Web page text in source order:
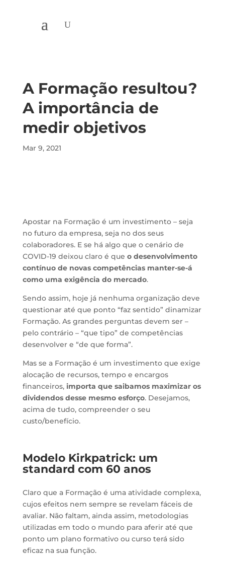
A Formação resultou?
A importância de
medir objetivos
Mar 9, 2021
Apostar na Formação é um investimento – seja
no futuro da empresa, seja no dos seus
colaboradores. E se há algo que o cenário de
COVID-19 deixou claro é que o desenvolvimento
contínuo de novas competências manter-se-á
como uma exigência do mercado.
Sendo assim, hoje já nenhuma organização deve
questionar até que ponto “faz sentido” dinamizar
Formação. As grandes perguntas devem ser –
pelo contrário – “que tipo” de competências
desenvolver e “de que forma”.
Mas se a Formação é um investimento que exige
alocação de recursos, tempo e encargos
financeiros, importa que saibamos maximizar os
dividendos desse mesmo esforço. Desejamos,
acima de tudo, compreender o seu
custo/benefício.
Modelo Kirkpatrick: um
standard com 60 anos
Claro que a Formação é uma atividade complexa,
cujos efeitos nem sempre se revelam fáceis de
avaliar. Não faltam, ainda assim, metodologias
utilizadas em todo o mundo para aferir até que
ponto um plano formativo ou curso terá sido
eficaz na sua função.